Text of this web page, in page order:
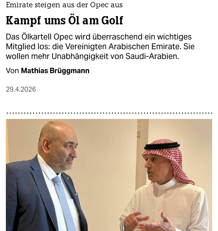
Emirate steigen aus der Opec aus
Kampf ums Öl am Golf
Das Ölkartell Opec wird überraschend ein wichtiges
Mitglied los: die Vereinigten Arabischen Emirate. Sie
wollen mehr Unabhängigkeit von Saudi-Arabien.
Von Mathias Brüggmann
29.4.2026